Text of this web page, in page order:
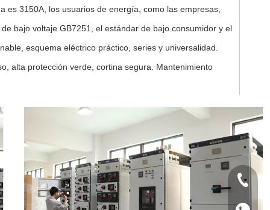
es 3150A, los usuarios de energía, como las empresas,
bajo voltaje GB7251, el estándar de bajo consumidor y el
esquema eléctrico práctico, series y universalidad.
alta protección verde, cortina segura. Mantenimiento
+86